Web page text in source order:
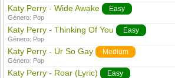
Katy Perry - Wide Awake Easy
Género: Pop
Katy Perry - Thinking Of You Easy
Género: Pop
Katy Perry - Ur So Gay Medium
Género: Pop
Katy Perry - Roar (Lyric) Easy